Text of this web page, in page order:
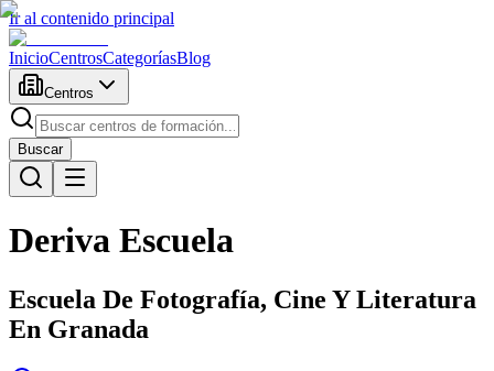
Ir al contenido principal
InicioCentrosCategoríasBlog
Centros
Buscar
Deriva Escuela
Escuela De Fotografía, Cine Y Literatura
En Granada